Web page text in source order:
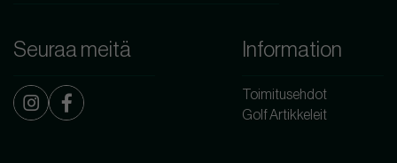
Seuraa meitä Information
Toimitusehdot
Golf Artikkeleit